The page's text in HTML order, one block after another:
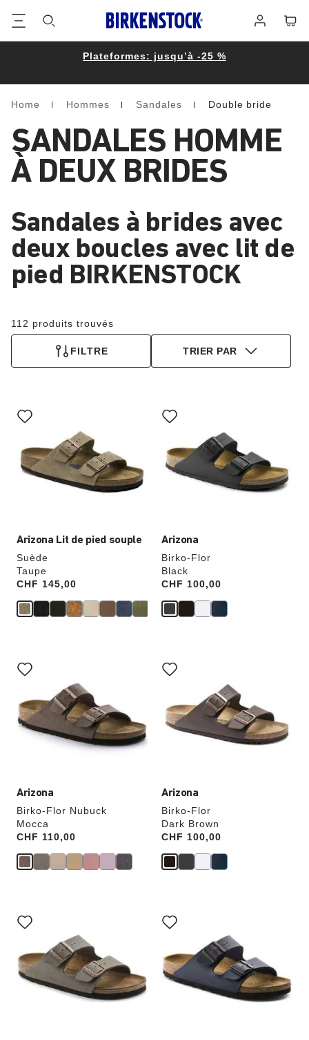
connecter
Plateformes: jusqu’à -25 %
Homepage
Home Hommes Sandales Double bride
SANDALES HOMME
À DEUX BRIDES
Sandales à brides avec
deux boucles avec lit de
pied BIRKENSTOCK
112 produits trouvés
FILTRE TRIER PAR
Arizona Lit de pied souple
Suède
Taupe
Price:
CHF 145,00
sur
les
échantillons
de
couleurs
modifiera
Arizona
Birko-Flor
Black
Price:
CHF 100,00
sur
les
échantillons
de
couleurs
modifiera
Arizona
Birko-Flor Nubuck
Mocca
Price:
CHF 110,00
sur
les
échantillons
de
couleurs
modifiera
l’image
Arizona
Birko-Flor
Dark Brown
Price:
CHF 100,00
sur
les
échantillons
couleurs
modifiera
sur
les
échantillons
de
couleurs
modifiera
sur
les
échantillons
de
couleurs
modifiera